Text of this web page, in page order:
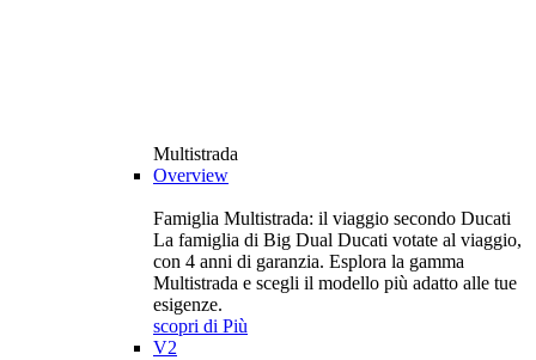
Multistrada
Overview
Famiglia Multistrada: il viaggio secondo Ducati
La famiglia di Big Dual Ducati votate al viaggio,
con 4 anni di garanzia. Esplora la gamma
Multistrada e scegli il modello più adatto alle tue
esigenze.
scopri di Più
V2